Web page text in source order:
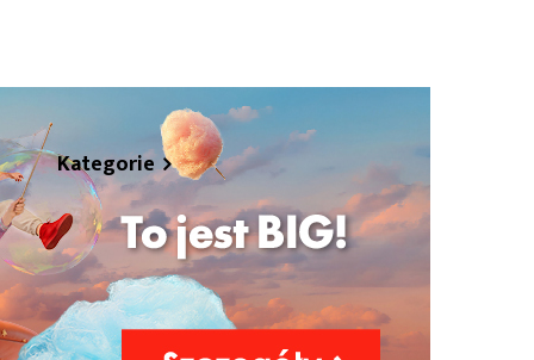
Kategorie
Z życia miasta
Sport
Kultura